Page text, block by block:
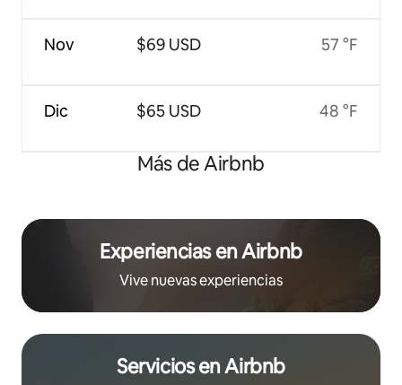
Nov
Dic
$69 USD
$65 USD
57 °F
48 °F
Más de Airbnb
Experiencias en Airbnb
Vive nuevas experiencias
Servicios en Airbnb